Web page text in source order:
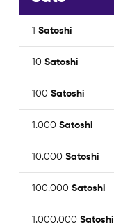
1 Satoshi
10 Satoshi
100 Satoshi
1.000 Satoshi
10.000 Satoshi
100.000 Satoshi
1.000.000 Satoshi